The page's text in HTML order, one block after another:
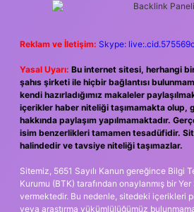
Reklam ve İletişim: Skype:
Yasal Uyarı: Bu internet sitesi, herhangi
şahıs şirketi ile hiçbir bağlantısı
kendi hazırladığımız makaleler
içerikler haber niteliği taşımamakta olup,
hakkında paylaşım yapılmamaktadır.
isim benzerlikleri tamamen tesadüfidir.
halindedir ve tavsiye niteliği taşımazlar.
Sitemiz, 5651 Sayılı Kanun gereğince Bilgi
Kurumu (BTK) tarafından onaylanmış bir
vermektedir. Bu nedenle, sitedeki içerikleri
veya araştırma yükümlülüğümüz